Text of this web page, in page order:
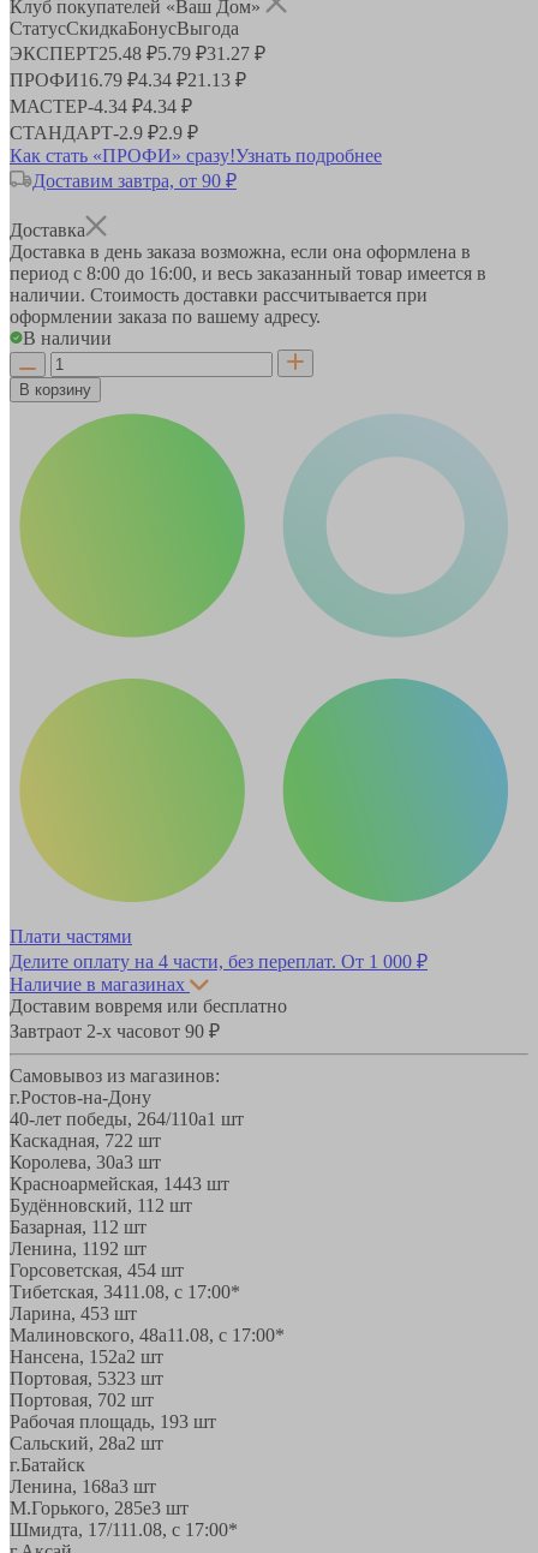
Клуб покупателей «Ваш Дом»
СтатусСкидкаБонусВыгода
ЭКСПЕРТ25.48 ₽5.79 ₽31.27 ₽
ПРОФИ16.79 ₽4.34 ₽21.13 ₽
МАСТЕР-4.34 ₽4.34 ₽
СТАНДАРТ-2.9 ₽2.9 ₽
Как стать «ПРОФИ» сразу!Узнать подробнее
Доставим завтра, от 90 ₽
Доставка
Доставка в день заказа возможна, если она оформлена в
период с 8:00 до 16:00, и весь заказанный товар имеется в
наличии. Стоимость доставки рассчитывается при
оформлении заказа по вашему адресу.
В наличии
В корзину
Плати частями
Делите оплату на 4 части, без переплат. От 1 000 ₽
Наличие в магазинах
Доставим вовремя или бесплатно
Завтраот 2-х часовот 90 ₽
Самовывоз из магазинов:
г.Ростов-на-Дону
40-лет победы, 264/110а1 шт
Каскадная, 722 шт
Королева, 30а3 шт
Красноармейская, 1443 шт
Будённовский, 11 2 шт
Базарная, 11 2 шт
Ленина, 1192 шт
Горсоветская, 454 шт
Тибетская, 3411.08, с 17:00*
Ларина, 453 шт
Малиновского, 48а11.08, с 17:00*
Нансена, 152а2 шт
Портовая, 5323 шт
Портовая, 702 шт
Рабочая площадь, 193 шт
Сальский, 28a2 шт
г.Батайск
Ленина, 168а3 шт
М.Горького, 285е3 шт
Шмидта, 17/111.08, с 17:00*